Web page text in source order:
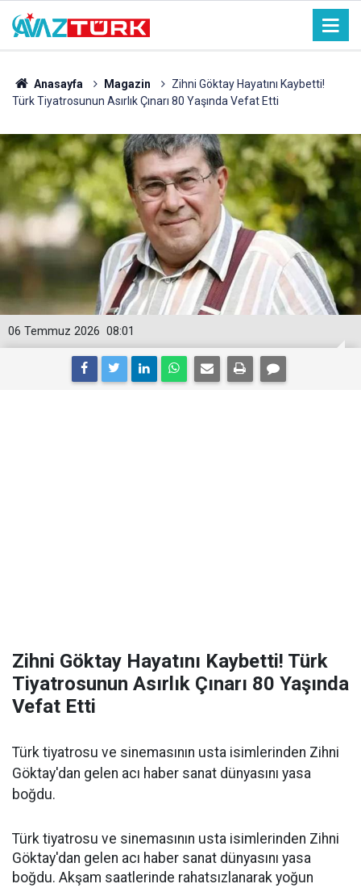
Anasayfa Magazin
Zihni Göktay Hayatını Kaybetti!
Türk Tiyatrosunun Asırlık Çınarı 80 Yaşında Vefat Etti
08:01
06 Temmuz 2026
Zihni Göktay Hayatını Kaybetti! Türk
Tiyatrosunun Asırlık Çınarı 80 Yaşında
Vefat Etti
Türk tiyatrosu ve sinemasının usta isimlerinden Zihni
Göktay'dan gelen acı haber sanat dünyasını yasa
boğdu.
Türk tiyatrosu ve sinemasının usta isimlerinden Zihni
Göktay'dan gelen acı haber sanat dünyasını yasa
boğdu. Akşam saatlerinde rahatsızlanarak yoğun